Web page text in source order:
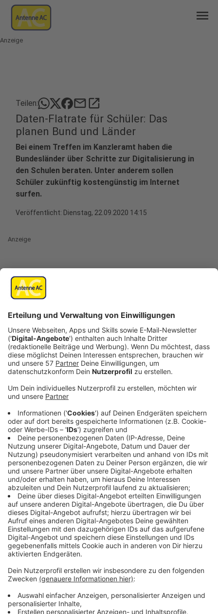
menu
Anzeige
Teilen: mailopen_in_new
Daten-Flatrate für Schüler: Das
planen Bund und Länder
Bei einem Treffen im Kanzleramt haben die
Bundesländer über Schritte zur Digitalisierung in
den Schulen beraten. Unter anderem sollen
Schüler zukünftig kostengünstig im Internet
surfen.
Veröffentlicht: Dienstag, 22.09.2020 14:15
Anzeige
Wie soll die Digitalisierung in deutschen Schulen und
Bildungseinrichtungen endlich vorankommen? Darüber
beraten seit Wochen Bund und Länder. Bislang steht
Bund den Ländern zur Verfügung gestellt wird. Ganz
konkrete Beschlüsse gibt es noch nicht, aber es gibt
zwei Vorhaben, die definitiv umgesetzt werden sollen.
Anzeige
Flatrate für Schüler: Datentarif soll bei zehn
Euro liegen
Anzeige
Bundesbildungsministerin Anja Karliczek möchte
nämlich eineDaten-Flatrate für Schülerbald
beschließen. Das Thema besteht in den
Gesprächskreisen seit August, nun ist es erneut
"angeschoben" worden. Karliczek sagte, dass sie sich
mit Telekommunikationsanbietern ausgetauscht habe
um eine günstige Datenflatrate für Schülerinnen und
Schüler zu erhalten, damit "sie ihre iPads auch
bespielen können." Das sei nun erfolgt. Sie habe sich
mit diesen Anbietern, unter anderem Telekom,
Vodafone & Co. auf einemonatliche Daten-Flatrate
nennt sie "Bildungsflatrate".